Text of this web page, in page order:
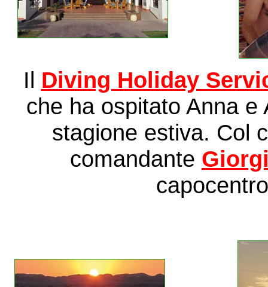
Il Diving Holiday
che ha ospitato Anna e
stagione estiva. Col
comandante
capocentro